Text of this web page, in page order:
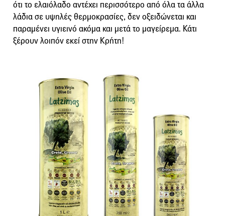
ότι το ελαιόλαδο αντέχει περισσότερο από όλα τα άλλα
λάδια σε υψηλές θερμοκρασίες, δεν οξειδώνεται και
παραμένει υγιεινό ακόμα και μετά το μαγείρεμα. Κάτι
ξέρουν λοιπόν εκεί στην Κρήτη!